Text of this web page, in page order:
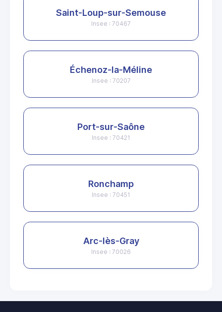
Saint-Loup-sur-Semouse
Insee : 70467
Échenoz-la-Méline
Insee : 70207
Port-sur-Saône
Insee : 70421
Ronchamp
Insee : 70451
Arc-lès-Gray
Insee : 70026